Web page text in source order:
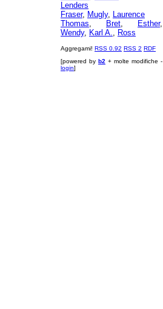
Lenders
Fraser, Mugly, Laurence
Thomas, Bret, Esther,
Wendy, Karl A., Ross
Aggregami! RSS 0.92 RSS 2 RDF
[powered by b2 + molte modifiche -
login]